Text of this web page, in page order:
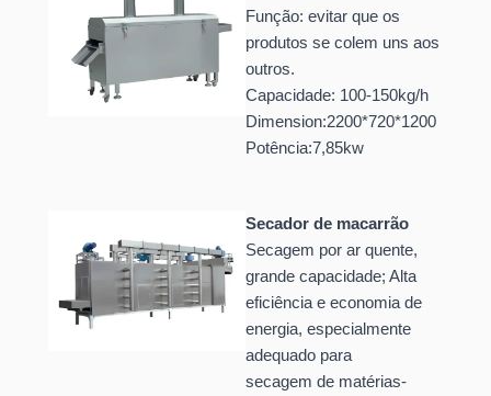
Função: evitar que os
produtos se colem uns aos
outros.
Capacidade: 100-150kg/h
Dimension:2200*720*1200
Potência:7,85kw
Secador de macarrão
Secagem por ar quente,
grande capacidade; Alta
eficiência e economia de
energia, especialmente
adequado para
secagem de matérias-